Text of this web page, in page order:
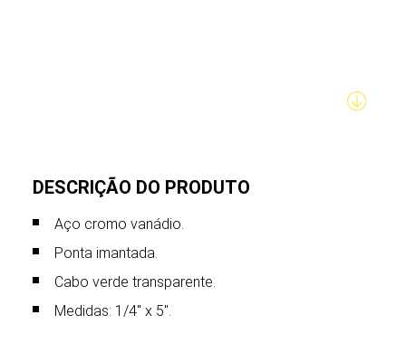
DESCRIÇÃO DO PRODUTO
Aço cromo vanádio.
Ponta imantada.
Cabo verde transparente.
Medidas: 1/4″ x 5″.